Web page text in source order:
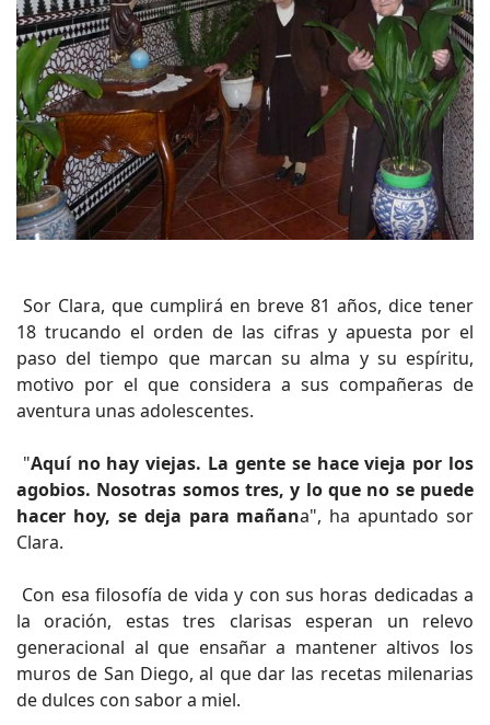
Sor Clara, que cumplirá en breve 81 años, dice tener
18 trucando el orden de las cifras y apuesta por el
paso del tiempo que marcan su alma y su espíritu,
motivo por el que considera a sus compañeras de
aventura unas adolescentes.
"Aquí no hay viejas. La gente se hace vieja por los
agobios. Nosotras somos tres, y lo que no se puede
hacer hoy, se deja para mañana", ha apuntado sor
Clara.
Con esa filosofía de vida y con sus horas dedicadas a
la oración, estas tres clarisas esperan un relevo
generacional al que ensañar a mantener altivos los
muros de San Diego, al que dar las recetas milenarias
de dulces con sabor a miel.